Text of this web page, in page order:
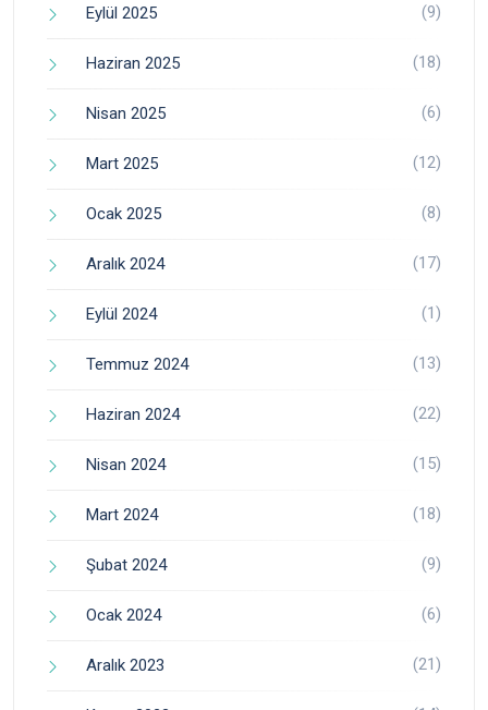
Eylül 2025 (9)
Haziran 2025 (18)
Nisan 2025 (6)
Mart 2025 (12)
Ocak 2025 (8)
Aralık 2024 (17)
Eylül 2024 (1)
Temmuz 2024 (13)
Haziran 2024 (22)
Nisan 2024 (15)
Mart 2024 (18)
Şubat 2024 (9)
Ocak 2024 (6)
Aralık 2023 (21)